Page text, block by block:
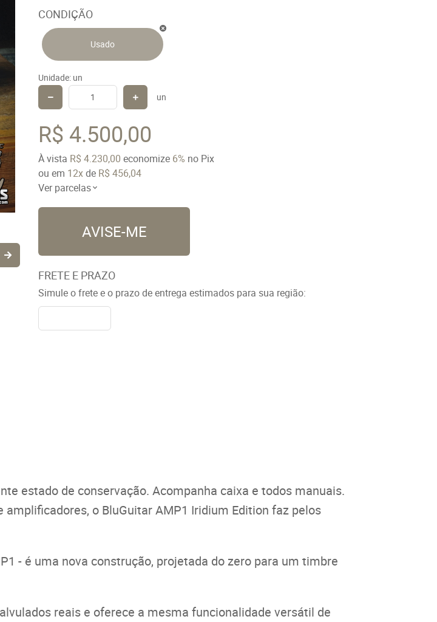
CONDIÇÃO
Usado
Unidade: un
un
R$ 4.500,00
À vista R$ 4.230,00 economize 6% no Pix
ou em 12xde R$ 456,04
Ver parcelas
AVISE-ME
FRETE E PRAZO
Simule o frete e o prazo de entrega estimados para sua região:
estado de conservação. Acompanha caixa e todos manuais.
o BluGuitar AMP1 Iridium Edition faz pelos
- é uma nova construção, projetada do zero para um timbre
reais e oferece a mesma funcionalidade versátil de